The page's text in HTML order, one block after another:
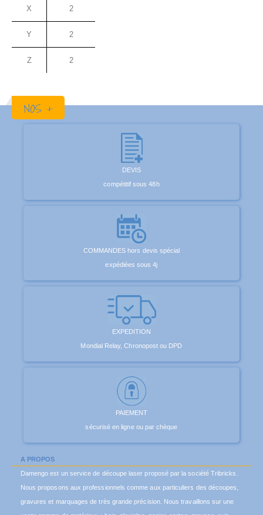
X 2
Y 2
Z 2
NOS +
DEVIS
compétitif sous 48h
COMMANDES hors devis spécial
expédiées sous 4j
EXPEDITION
Mondial Relay, Chronopost ou DPD
PAIEMENT
sécurisé en ligne ou par chèque
A PROPOS
Damengo est un service de découpe laser proposé par la société Tribricks.
Nous proposons aux professionnels comme aux particuliers des découpes,
gravures et marquages de très grande précision. Nous travaillons sur une